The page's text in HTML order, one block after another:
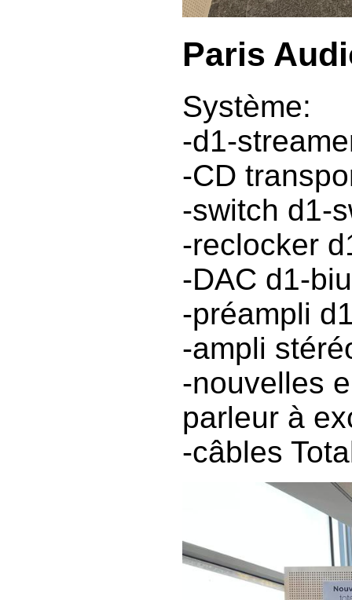
Paris
Système:
-d1-
-CD
-switch d1-
-reclocker
-DAC d1-
-préampli
-ampli
-nouvelles
parleur à
-câbles